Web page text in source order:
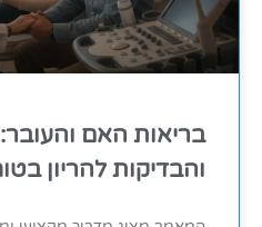
בריאות האם
והבדיקות להריון